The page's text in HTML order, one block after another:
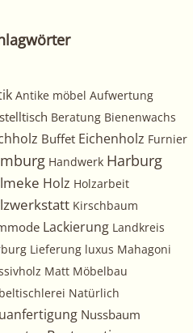
Antike möbel Aufwertung
Beratung Bienenwachs
Buffet Eichenholz Furnier
Handwerk Harburg
Holz Holzarbeit
Kirschbaum
Lackierung Landkreis
Lieferung luxus Mahagoni
Matt Möbelbau
Natürlich
Nussbaum